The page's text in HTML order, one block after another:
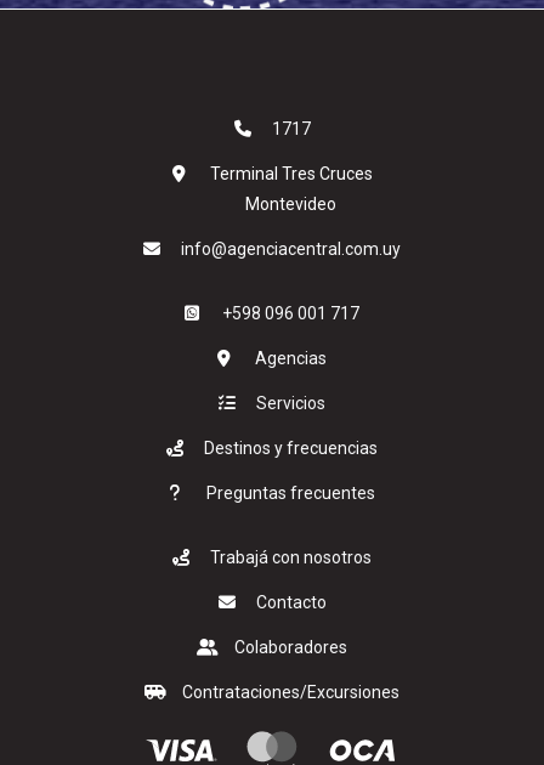
1717
Terminal Tres Cruces
Montevideo
info@agenciacentral.com.uy
+598 096 001 717
Agencias
Servicios
Destinos y frecuencias
Preguntas frecuentes
Trabajá con nosotros
Contacto
Colaboradores
Contrataciones/Excursiones